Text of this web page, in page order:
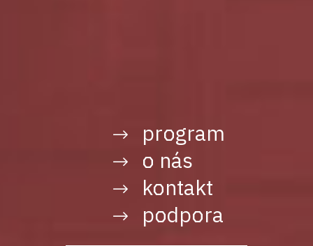
program
o nás
kontakt
podpora